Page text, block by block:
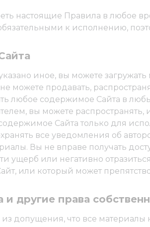
настоящие Правила в любое
к исполнению,
иное, вы можете
можете продавать,
любое содержимое Сайта в
вы можете
Сайта только для
все уведомления об
Вы не вправе получать
ущерб или негативно
или который может
и другие права
допущения, что все материалы